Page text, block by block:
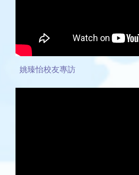
姚臻怡校友專訪